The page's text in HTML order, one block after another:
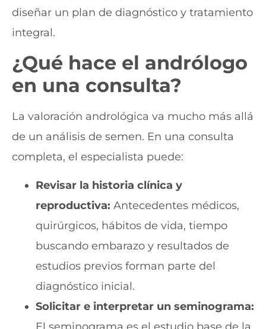
diseñar un plan de diagnóstico y tratamiento
integral.
¿Qué hace el andrólogo
en una consulta?
La valoración andrológica va mucho más allá
de un análisis de semen. En una consulta
completa, el especialista puede:
Revisar la historia clínica y
reproductiva: Antecedentes médicos,
quirúrgicos, hábitos de vida, tiempo
buscando embarazo y resultados de
estudios previos forman parte del
diagnóstico inicial.
Solicitar e interpretar un seminograma: